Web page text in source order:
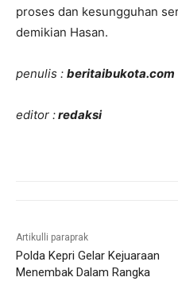
proses dan kesungguhan
demikian Hasan.
penulis : beritaibukota.com
editor :redaksi
Artikulli paraprak
Polda Kepri Gelar Kejuaraan
Menembak Dalam Rangka